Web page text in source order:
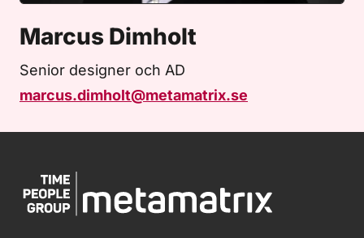
Marcus Dimholt
Senior designer och AD
marcus.dimholt@metamatrix.se